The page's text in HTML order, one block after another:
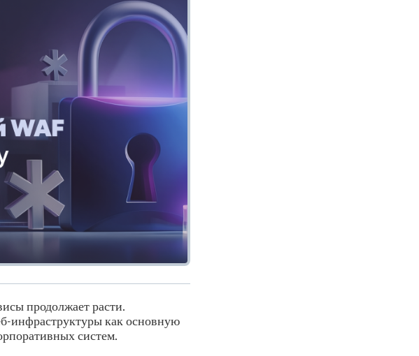
продолжает расти.
инфраструктуры как основную
систем.